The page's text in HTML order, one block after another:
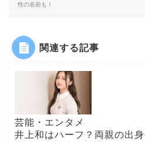
性の名前も！
関連する記事
芸能・エンタメ
井上和はハーフ？両親の出